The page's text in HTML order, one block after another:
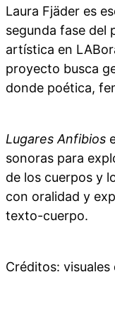
Laura Fjäder es
segunda fase del
artística en
proyecto busca
donde poética,
Lugares Anfibios
sonoras para
de los cuerpos y
con oralidad y
texto-cuerpo.
Créditos: visuales